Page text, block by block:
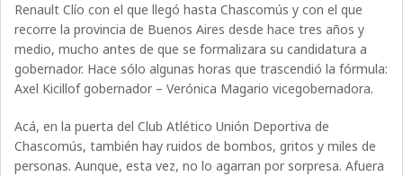
Renault Clío con el que llegó hasta Chascomús y con el que
recorre la provincia de Buenos Aires desde hace tres años y
medio, mucho antes de que se formalizara su candidatura a
gobernador. Hace sólo algunas horas que trascendió la fórmula:
Axel Kicillof gobernador – Verónica Magario vicegobernadora.
Acá, en la puerta del Club Atlético Unión Deportiva de
Chascomús, también hay ruidos de bombos, gritos y miles de
personas. Aunque, esta vez, no lo agarran por sorpresa. Afuera